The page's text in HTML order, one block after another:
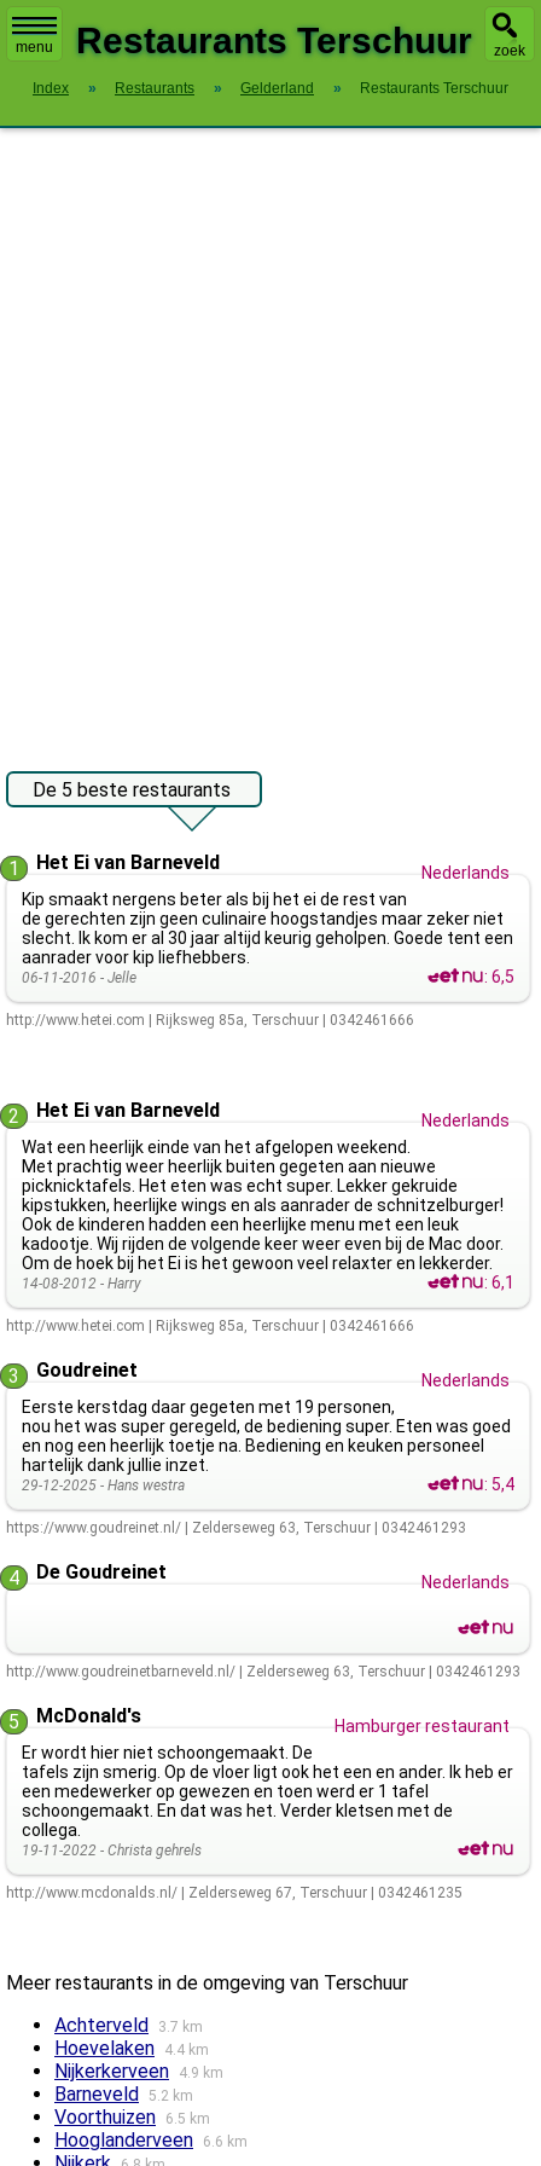
menu zoek
Restaurants Terschuur
Index » Restaurants » Gelderland » Restaurants Terschuur
De 5 beste restaurants
1 Het Ei van Barneveld
Nederlands
Kip smaakt nergens beter als bij het ei de rest van
de gerechten zijn geen culinaire hoogstandjes maar zeker niet
slecht. Ik kom er al 30 jaar altijd keurig geholpen. Goede tent een
aanrader voor kip liefhebbers.
06-11-2016 - Jelle :6,5
http://www.hetei.com Rijksweg 85a, Terschuur 0342461666
2 Het Ei van Barneveld
Nederlands
Wat een heerlijk einde van het afgelopen weekend.
Met prachtig weer heerlijk buiten gegeten aan nieuwe
picknicktafels. Het eten was echt super. Lekker gekruide
kipstukken, heerlijke wings en als aanrader de schnitzelburger!
Ook de kinderen hadden een heerlijke menu met een leuk
kadootje. Wij rijden de volgende keer weer even bij de Mac door.
Om de hoek bij het Ei is het gewoon veel relaxter en lekkerder.
14-08-2012 - Harry :6,1
http://www.hetei.com Rijksweg 85a, Terschuur 0342461666
3 Goudreinet
Nederlands
Eerste kerstdag daar gegeten met 19 personen,
nou het was super geregeld, de bediening super. Eten was goed
en nog een heerlijk toetje na. Bediening en keuken personeel
hartelijk dank jullie inzet.
29-12-2025 - Hans westra :5,4
https://www.goudreinet.nl/ Zelderseweg 63, Terschuur 0342461293
4 De Goudreinet Nederlands
http://www.goudreinetbarneveld.nl/ Zelderseweg 63, Terschuur 0342461293
5 McDonald's
Hamburger restaurant
Er wordt hier niet schoongemaakt. De
tafels zijn smerig. Op de vloer ligt ook het een en ander. Ik heb er
een medewerker op gewezen en toen werd er 1 tafel
schoongemaakt. En dat was het. Verder kletsen met de
collega.
19-11-2022 - Christa gehrels
http://www.mcdonalds.nl/ Zelderseweg 67, Terschuur 0342461235
Meer restaurants in de omgeving van Terschuur
Achterveld
3.7 km
Hoevelaken 4.4 km
Nijkerkerveen 4.9 km
Barneveld 5.2 km
Voorthuizen 6.5 km
Hooglanderveen 6.6 km